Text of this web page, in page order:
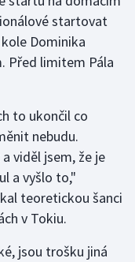
startovat
Dominika
Před limitem Pála
to ukončil co
nebudu.
viděl jsem, že je
a vyšlo to,"
teoretickou šanci
v Tokiu.
jsou trošku jiná